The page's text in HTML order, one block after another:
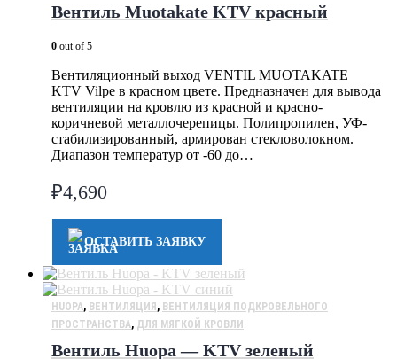
Вентиль Muotakate KTV красный
0 out of 5
Вентиляционный выход VENTIL MUOTAKATE
KTV Vilpe в красном цвете. Предназначен для вывода
вентиляции на кровлю из красной и красно-
коричневой металлочерепицы. Полипропилен, УФ-
стабилизированный, армирован стекловолокном.
Диапазон температур от -60 до…
₽4,690
ОСТАВИТЬ ЗАЯВКУ
HUOPA, ВЕНТИЛЯЦИЯ, ВЕНТИЛЯЦИЯ ПОДКРОВЕЛЬНОГО
ПРОСТРАНСТВА, ДЛЯ МЯГКОЙ КРОВЛИ
Вентиль Huopa — KTV зеленый